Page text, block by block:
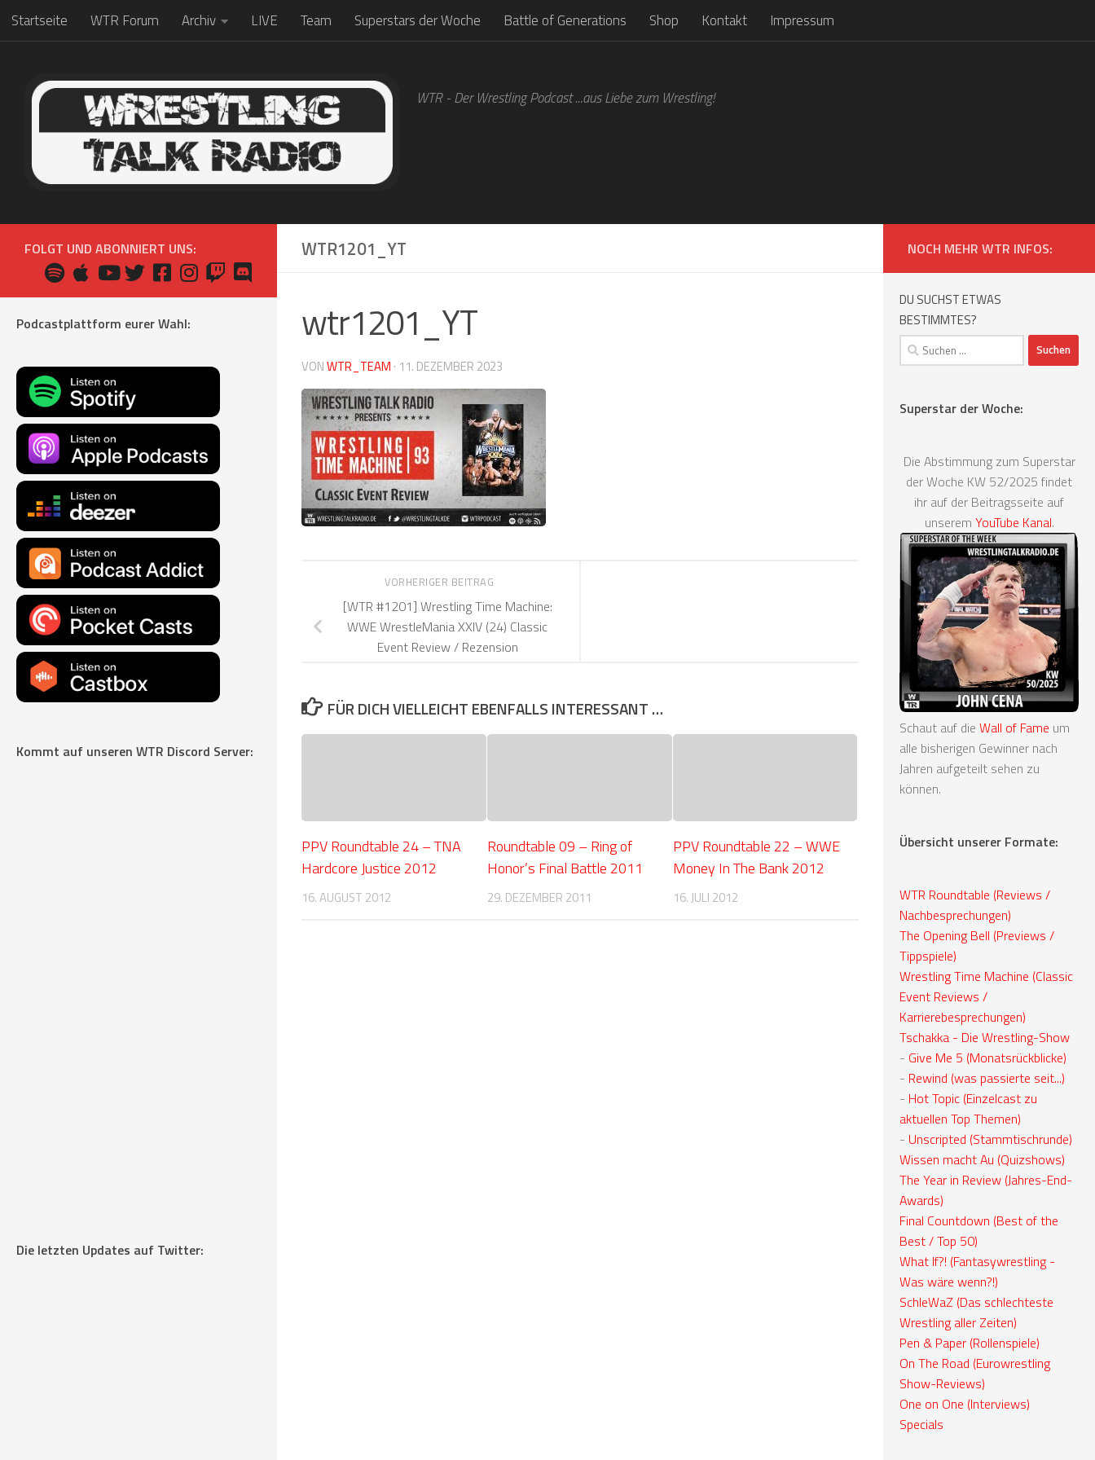
Zum Inhalt springen
Startseite WTR Forum Archiv LIVE Team Superstars der Woche Battle of Generations Shop Kontakt Impressum
WTR - Der Wrestling Podcast ...aus Liebe zum Wrestling!
WTR1201_YT
wtr1201_YT
VONWTR_TEAM · 11. DEZEMBER 2023
VORHERIGER BEITRAG
[WTR #1201] Wrestling Time Machine:
WWE WrestleMania XXIV (24) Classic
Event Review / Rezension
FÜR DICH VIELLEICHT EBENFALLS INTERESSANT …
PPV Roundtable 24 – TNA
Hardcore Justice 2012
16. AUGUST 2012
Roundtable 09 – Ring of
Honor’s Final Battle 2011
29. DEZEMBER 2011
PPV Roundtable 22 – WWE
Money In The Bank 2012
16. JULI 2012
FOLGT UND ABONNIERT UNS:
Podcastplattform eurer Wahl:
Kommt auf unseren WTR Discord Server:
Die letzten Updates auf Twitter:
NOCH MEHR WTR INFOS:
DU SUCHST ETWAS
BESTIMMTES?
Suchen
nach:
Superstar der Woche:
Die Abstimmung zum Superstar
der Woche KW 52/2025 findet
ihr auf der Beitragsseite auf
unserem YouTube Kanal.
Schaut auf die Wall of Fame um
alle bisherigen Gewinner nach
Jahren aufgeteilt sehen zu
können.
Übersicht unserer Formate:
WTR Roundtable (Reviews /
Nachbesprechungen)
The Opening Bell (Previews /
Tippspiele)
Wrestling Time Machine (Classic
Event Reviews /
Karrierebesprechungen)
Tschakka - Die Wrestling-Show
- Give Me 5 (Monatsrückblicke)
- Rewind (was passierte seit...)
- Hot Topic (Einzelcast zu
aktuellen Top Themen)
- Unscripted (Stammtischrunde)
Wissen macht Au (Quizshows)
The Year in Review (Jahres-End-
Awards)
Final Countdown (Best of the
Best / Top 50)
What If?! (Fantasywrestling -
Was wäre wenn?!)
SchleWaZ (Das schlechteste
Wrestling aller Zeiten)
Pen & Paper (Rollenspiele)
On The Road (Eurowrestling
Show-Reviews)
One on One (Interviews)
Specials